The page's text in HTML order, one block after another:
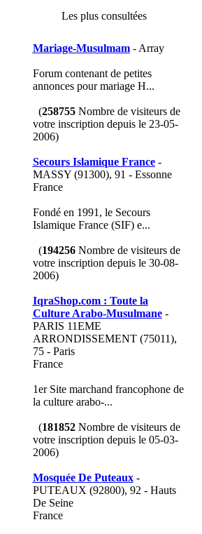
Les plus consultées
Mariage-Musulmam- Array
Forum contenant de petites
annonces pour mariage H...
(258755Nombre de visiteurs de
votre inscription depuis le 23-05-
2006)
Secours Islamique France-
MASSY (91300), 91 - Essonne
France
Fondé en 1991, le Secours
Islamique France (SIF) e...
(194256Nombre de visiteurs de
votre inscription depuis le 30-08-
2006)
IqraShop.com : Toute la
Culture Arabo-Musulmane-
PARIS 11EME
ARRONDISSEMENT (75011),
75 - Paris
France
1er Site marchand francophone de
la culture arabo-...
(181852Nombre de visiteurs de
votre inscription depuis le 05-03-
2006)
Mosquée De Puteaux-
PUTEAUX (92800), 92 - Hauts
De Seine
France